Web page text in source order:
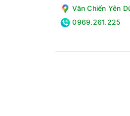
ưu hóa trải nghiệm
Văn Chiến Yên
0969.261.225